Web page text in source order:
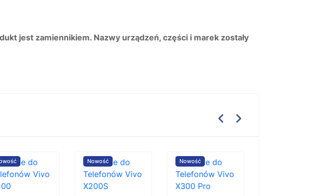
jest zamiennikiem. Nazwy urządzeń, części i marek zostały
Nowość Nowość